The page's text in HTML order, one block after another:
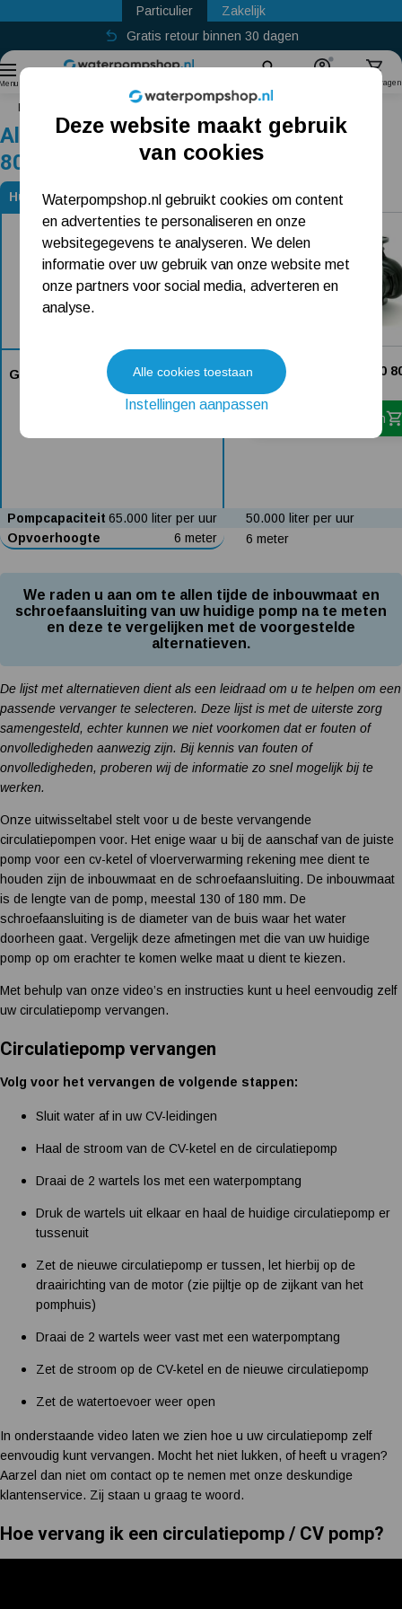
Particulier
Zakelijk
Gratis retour binnen 30 dagen
Winkelwagen
Populaire categorieën
Hydrofoorpomp
Dompelpomp
Pompput
Meest gelezen blogs
Tuin besproeien? Lees hier welke tuinpomp u nodig heeft
Installatie van een beregenings- / hydrofoorpomp
Alternatieven voor Grundfos Magna1 D
80-60 F
Alternatieven voor Grundfos Magna1 D 80-60 F
Huidig product
Grundfos Magna1 D 80-60 F
Dit product is niet bij ons verkrijgbaar
DAB Evoplus D 60/360
4.449,-
In winkelwagen
Pompcapaciteit 65.000 liter per uur
50.000 liter per uur
Opvoerhoogte
6 meter 6 meter
We raden u aan om te allen tijde de inbouwmaat en
schroefaansluiting van uw huidige pomp na te meten
en deze te vergelijken met de voorgestelde
alternatieven.
De lijst met alternatieven dient als een leidraad om u te helpen om een
passende vervanger te selecteren. Deze lijst is met de uiterste zorg
samengesteld, echter kunnen we niet voorkomen dat er fouten of
onvolledigheden aanwezig zijn. Bij kennis van fouten of
onvolledigheden, proberen wij de informatie zo snel mogelijk bij te
werken.
Onze uitwisseltabel stelt voor u de beste vervangende
circulatiepompen voor. Het enige waar u bij de aanschaf van de juiste
pomp voor een cv-ketel of vloerverwarming rekening mee dient te
houden zijn de inbouwmaat en de schroefaansluiting. De inbouwmaat
is de lengte van de pomp, meestal 130 of 180 mm. De
schroefaansluiting is de diameter van de buis waar het water
doorheen gaat. Vergelijk deze afmetingen met die van uw huidige
pomp op om erachter te komen welke maat u dient te kiezen.
Met behulp van onze video’s en instructies kunt u heel eenvoudig zelf
uw circulatiepomp vervangen.
Circulatiepomp vervangen
Volg voor het vervangen de volgende stappen:
Sluit water af in uw CV-leidingen
Haal de stroom van de CV-ketel en de circulatiepomp
Draai de 2 wartels los met een waterpomptang
Druk de wartels uit elkaar en haal de huidige circulatiepomp er
tussenuit
Zet de nieuwe circulatiepomp er tussen, let hierbij op de
draairichting van de motor (zie pijltje op de zijkant van het
pomphuis)
Draai de 2 wartels weer vast met een waterpomptang
Zet de stroom op de CV-ketel en de nieuwe circulatiepomp
Zet de watertoevoer weer open
In onderstaande video laten we zien hoe u uw circulatiepomp zelf
eenvoudig kunt vervangen. Mocht het niet lukken, of heeft u vragen?
Aarzel dan niet om contact op te nemen met onze deskundige
klantenservice. Zij staan u graag te woord.
Hoe vervang ik een circulatiepomp / CV pomp?
Deze website maakt gebruik
van cookies
Waterpompshop.nl gebruikt cookies om content
en advertenties te personaliseren en onze
websitegegevens te analyseren. We delen
informatie over uw gebruik van onze website met
onze partners voor social media, adverteren en
analyse.
Alle cookies toestaan
Instellingen aanpassen